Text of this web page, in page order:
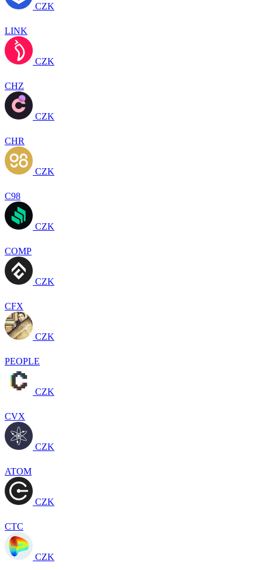
CZK
LINK
CZK
CHZ
CZK
CHR
CZK
C98
CZK
COMP
CZK
CFX
CZK
PEOPLE
CZK
CVX
CZK
ATOM
CZK
CTC
CZK